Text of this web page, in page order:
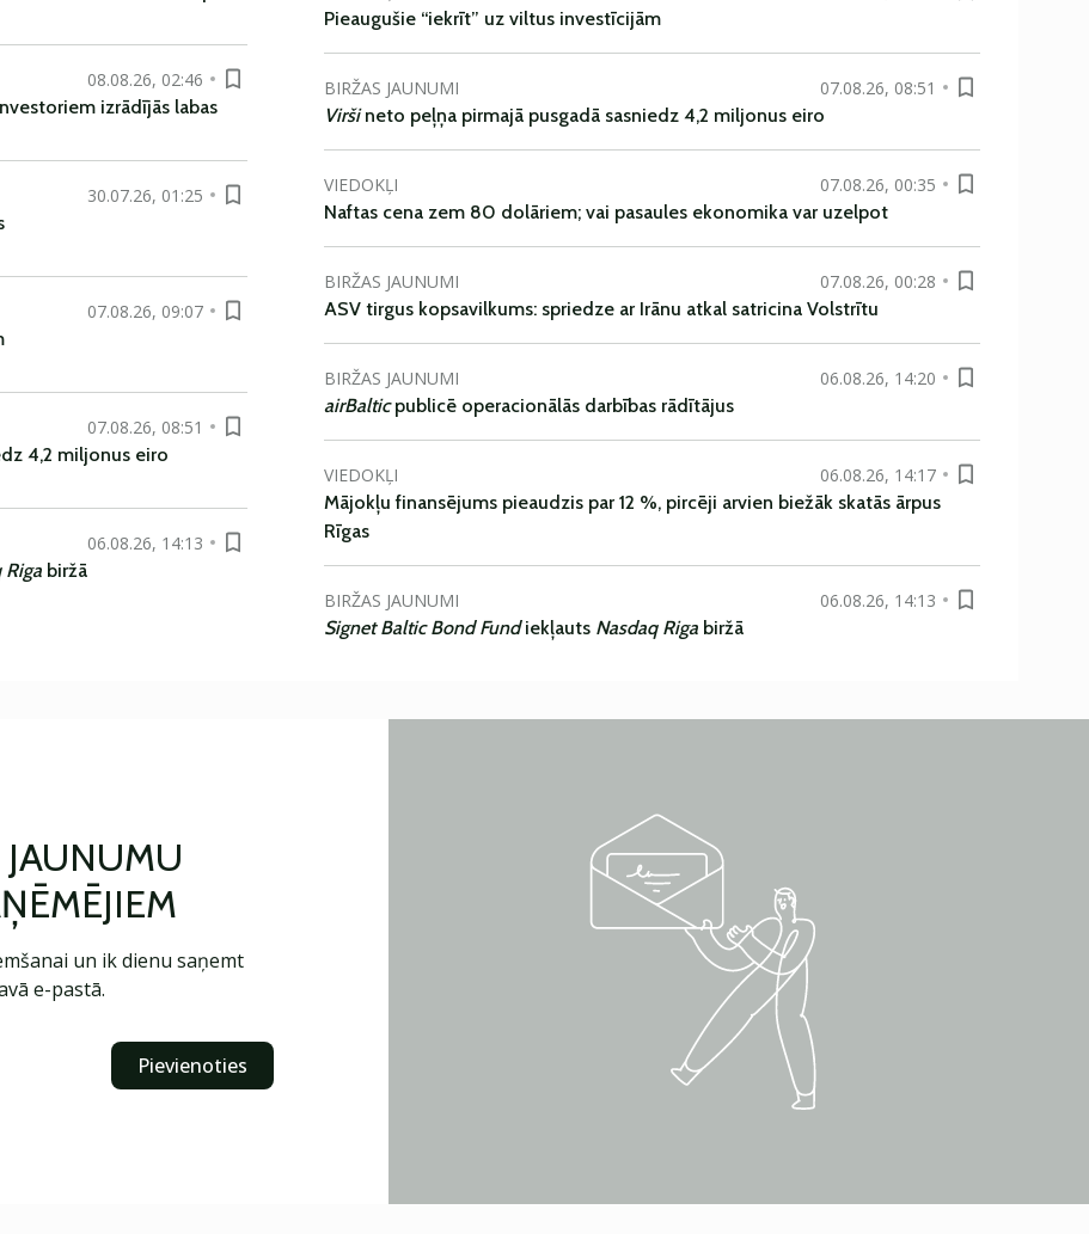
08.08.26, 02:46
izrādījās labas
30.07.26, 01:25
07.08.26, 09:07
07.08.26, 08:51
4,2 miljonus eiro
06.08.26, 14:13
Riga biržā
Pieaugušie “iekrīt” uz viltus investīcijām
BIRŽAS JAUNUMI
07.08.26, 08:51
Viršineto peļņa pirmajā pusgadā sasniedz 4,2 miljonus eiro
VIEDOKĻI
07.08.26, 00:35
Naftas cena zem 80 dolāriem; vai pasaules ekonomika var uzelpot
BIRŽAS JAUNUMI
07.08.26, 00:28
ASV tirgus kopsavilkums: spriedze ar Irānu atkal satricina Volstrītu
BIRŽAS JAUNUMI
06.08.26, 14:20
airBalticpublicē operacionālās darbības rādītājus
VIEDOKĻI
06.08.26, 14:17
Mājokļu finansējums pieaudzis par 12 %, pircēji arvien biežāk skatās ārpus
Rīgas
BIRŽAS JAUNUMI
06.08.26, 14:13
Signet Baltic Bond Fundiekļauts Nasdaq Riga biržā
un ik dienu saņemt
e-pastā.
Pievienoties